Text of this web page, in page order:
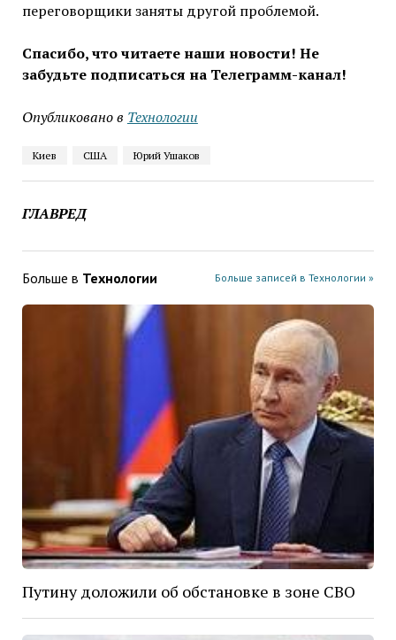
переговорщики заняты другой проблемой.
Спасибо, что читаете наши новости! Не
забудьте подписаться на Телеграмм-канал!
Опубликовано в Технологии
Киев США Юрий Ушаков
ГЛАВРЕД
Больше в Технологии Больше записей в Технологии »
Путину доложили об обстановке в зоне СВО